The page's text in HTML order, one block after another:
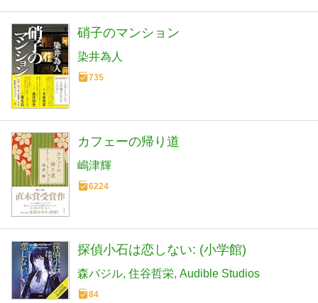
硝子のマンション
染井為人
735
カフェーの帰り道
嶋津輝
6224
探偵小石は恋しない: (小学館)
森バジル 住谷哲栄 Audible Studios
84